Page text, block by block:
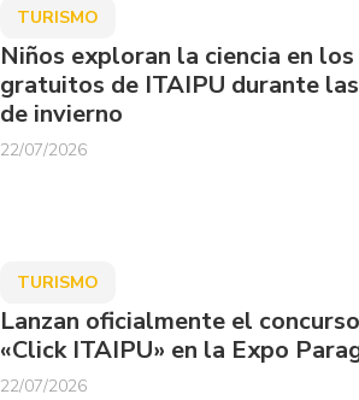
TURISMO
Niños exploran la ciencia en
gratuitos de ITAIPU durante
de invierno
22/07/2026
TURISMO
Lanzan oficialmente el
«Click ITAIPU» en la Expo
22/07/2026